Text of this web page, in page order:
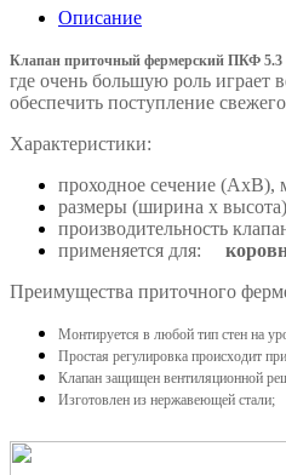
Описание
Клапан приточный фермерский ПКФ 5.3
где очень большую роль играет
обеспечить поступление
Характеристики:
проходное сечение
размеры (ширина x
производительность
применяется для:
Преимущества приточного
Монтируется в любой тип стен на
Простая регулировка происходит
Клапан защищен вентиляционной
Изготовлен из нержавеющей стали;